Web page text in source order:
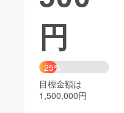
CAMPFIRE Creation
コミュニティ
円
25%
目標金額は
1,500,000円